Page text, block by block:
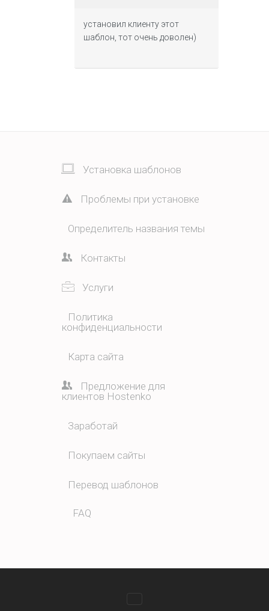
установил клиенту этот
шаблон, тот очень доволен)
Установка шаблонов
Проблемы при установке
Определитель названия темы
Контакты
Услуги
Политика
конфиденциальности
Карта сайта
Предложение для
клиентов Hostenko
Заработай
Покупаем сайты
Перевод шаблонов
FAQ